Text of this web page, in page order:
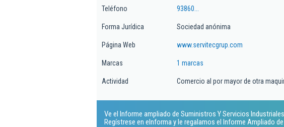
Teléfono 93860...
Forma Jurídica Sociedad anónima
Página Web www.servitecgrup.com
Marcas 1 marcas
Actividad Comercio al por mayor de otra
Ve el Informe ampliado de Suministros Y Servicios
Regístrese en eInforma y le regalamos el Informe Ampliado